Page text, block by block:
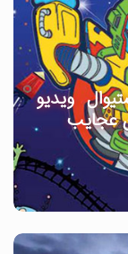
ویدیو
عجایب